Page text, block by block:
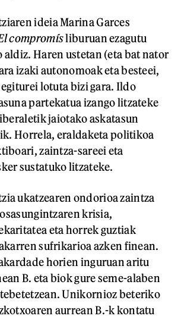
ideia Marina Garces
compromísliburuan ezagutu
aldiz. Haren ustetan (eta bat nator
izaki autonomoak eta besteei,
lotuta bizi gara. Ildo
partekatua izango litzateke
jaiotako askatasun
Horrela, eraldaketa politikoa
zaintza-sareei eta
sustatuko litzateke.
ukatzearen ondorioa zaintza
krisia,
eta horrek guztiak
sufrikarioa azken finean.
horien inguruan aritu
B. eta biok gure seme-alaben
Unikornioz beteriko
aurrean B.-k kontatu